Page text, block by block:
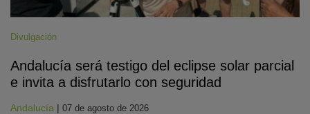
Divulgación
Andalucía será testigo del eclipse solar parcial
e invita a disfrutarlo con seguridad
Andalucía | 07 de agosto de 2026